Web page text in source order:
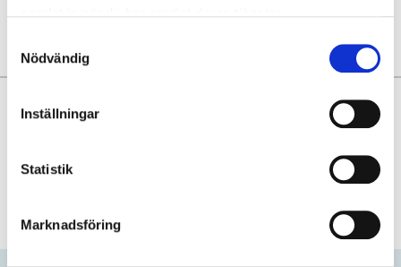
Nödvändig
Inställningar
Statistik
Marknadsföring
Varför LATravel.se?
Pålitlig researrangör
Fler fördelar